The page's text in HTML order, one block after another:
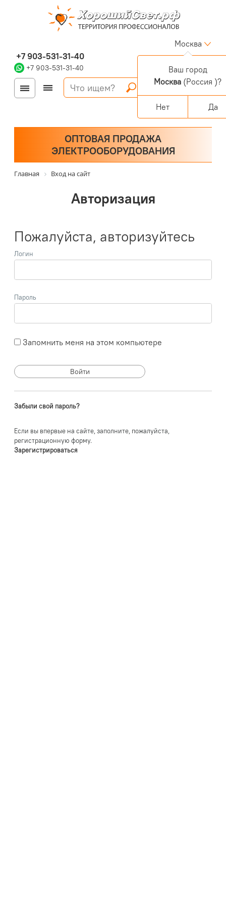
+7 903-531-31-40
+7 903-531-31-40
Москва
Войти
Регистрация
Корзина
0 позиций
Персональный раздел
ОПТОВАЯ ПРОДАЖА
ЭЛЕКТРООБОРУДОВАНИЯ
Главная Вход на сайт
Авторизация
Пожалуйста, авторизуйтесь
Логин
Пароль
Запомнить меня на этом компьютере
Забыли свой пароль?
Если вы впервые на сайте, заполните, пожалуйста,
регистрационную форму.
Зарегистрироваться
Ваш город
Москва (Россия )?
Нет Да